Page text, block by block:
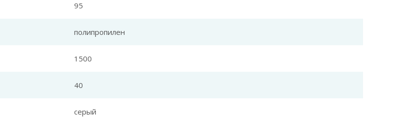
95
полипропилен
1500
40
серый